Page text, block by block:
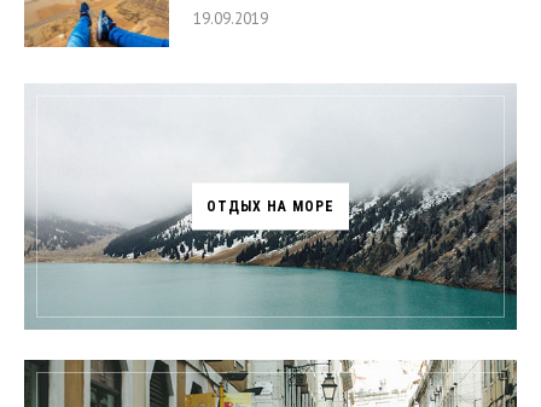
19.09.2019
ОТДЫХ НА МОРЕ